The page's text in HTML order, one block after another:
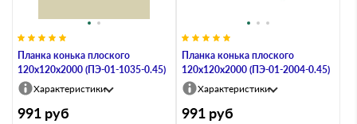
Планка конька плоского
120х120х2000 (ПЭ-01-1035-0.45)
Характеристики
991 руб
Планка конька плоского
120х120х2000 (ПЭ-01-2004-0.45)
Характеристики
991 руб